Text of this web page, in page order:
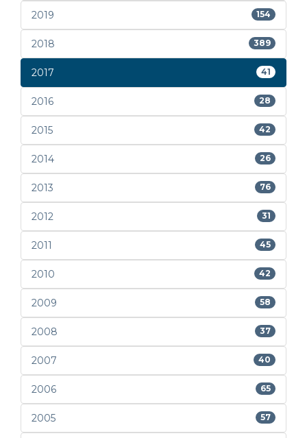
2019 154
2018 389
2017 41
2016 28
2015 42
2014 26
2013 76
2012 31
2011 45
2010 42
2009 58
2008 37
2007 40
2006 65
2005 57